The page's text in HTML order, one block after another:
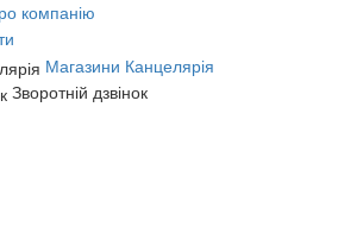
компанію
Магазини Канцелярія
Зворотній дзвінок